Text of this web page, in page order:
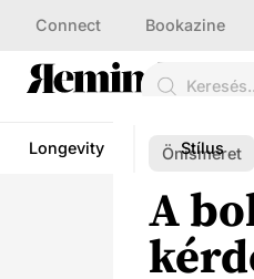
Connect Bookazine
Longevity Stílus
Önismeret
A